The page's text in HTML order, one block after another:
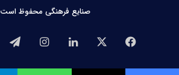
صنایع فرهنگی محفوظ
فیس
بوک
لینکدیناینستاگرام